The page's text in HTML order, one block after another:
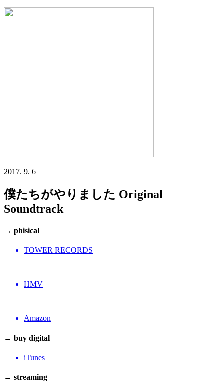
2017. 9. 6
僕たちがやりました Original
Soundtrack
→ phisical
TOWER RECORDS
HMV
Amazon
→ buy digital
iTunes
→ streaming